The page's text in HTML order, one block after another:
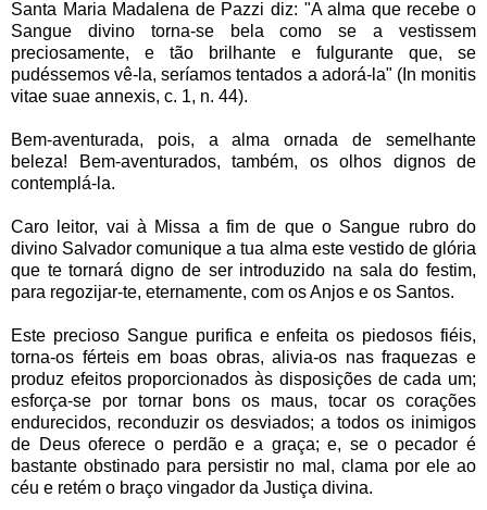
Santa Maria Madalena de Pazzi diz: "A alma que recebe o
Sangue divino torna-se bela como se a vestissem
preciosamente, e tão brilhante e fulgurante que, se
pudéssemos vê-la, seríamos tentados a adorá-la" (In monitis
vitae suae annexis, c. 1, n. 44).
Bem-aventurada, pois, a alma ornada de semelhante
beleza! Bem-aventurados, também, os olhos dignos de
contemplá-la.
Caro leitor, vai à Missa a fim de que o Sangue rubro do
divino Salvador comunique a tua alma este vestido de glória
que te tornará digno de ser introduzido na sala do festim,
para regozijar-te, eternamente, com os Anjos e os Santos.
Este precioso Sangue purifica e enfeita os piedosos fiéis,
torna-os férteis em boas obras, alivia-os nas fraquezas e
produz efeitos proporcionados às disposições de cada um;
esforça-se por tornar bons os maus, tocar os corações
endurecidos, reconduzir os desviados; a todos os inimigos
de Deus oferece o perdão e a graça; e, se o pecador é
bastante obstinado para persistir no mal, clama por ele ao
céu e retém o braço vingador da Justiça divina.